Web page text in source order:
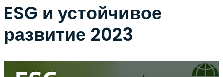
ESG и устойчивое
развитие 2023